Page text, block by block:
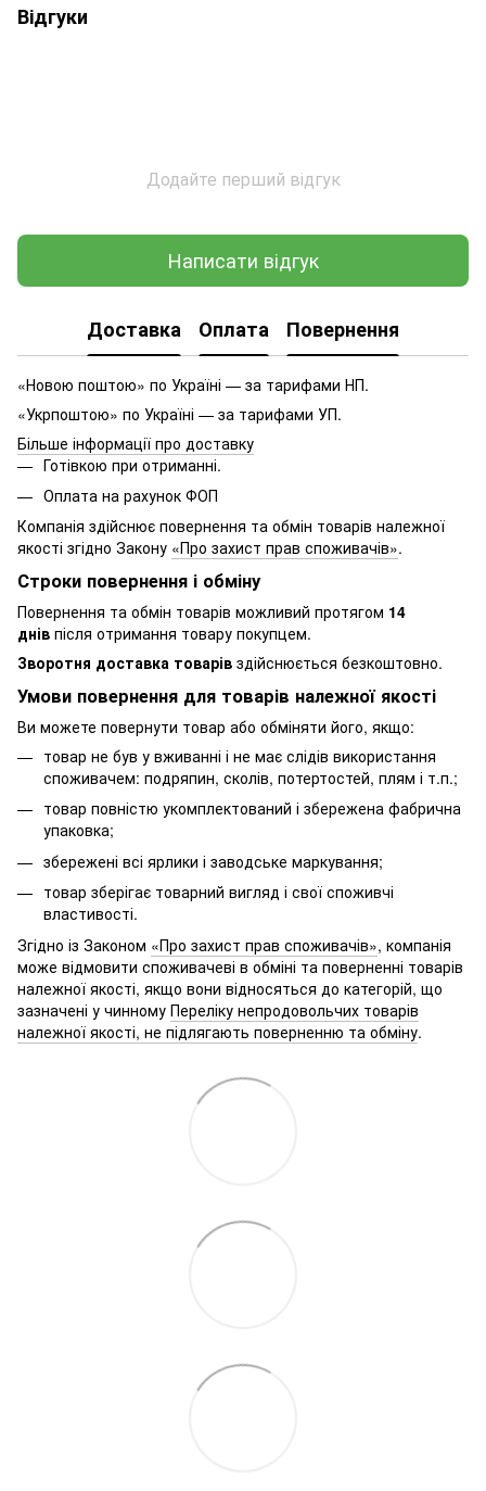
Відгуки
Додайте перший відгук
Написати відгук
Доставка Оплата Повернення
«Новою поштою» по Україні — за тарифами НП.
«Укрпоштою» по Україні — за тарифами УП.
Більше інформації про доставку
Готівкою при отриманні.
Оплата на рахунок ФОП
Компанія здійснює повернення та обмін товарів належної
якості згідно Закону «Про захист прав споживачів».
Строки повернення і обміну
Повернення та обмін товарів можливий протягом 14
днів після отримання товару покупцем.
Зворотня доставка товарів здійснюється безкоштовно.
Умови повернення для товарів належної якості
Ви можете повернути товар або обміняти його, якщо:
товар не був у вживанні і не має слідів використання
споживачем: подряпин, сколів, потертостей, плям і т.п.;
товар повністю укомплектований і збережена фабрична
упаковка;
збережені всі ярлики і заводське маркування;
товар зберігає товарний вигляд і свої споживчі
властивості.
Згідно із Законом «Про захист прав споживачів», компанія
може відмовити споживачеві в обміні та поверненні товарів
належної якості, якщо вони відносяться до категорій, що
зазначені у чинному Переліку непродовольчих товарів
належної якості, не підлягають поверненню та обміну.